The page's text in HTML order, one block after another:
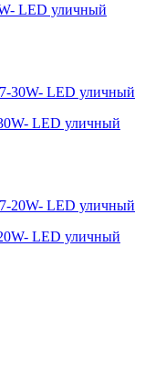
LED уличный
LED уличный
LED уличный